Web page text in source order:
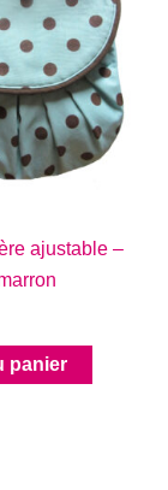
ajustable –
:
panier